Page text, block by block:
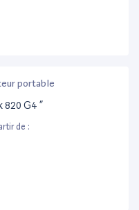
portable
820 G4 ”
de :